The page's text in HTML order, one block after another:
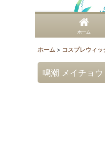
ホーム
ホーム > コスプレウィッ
鳴潮 メイチョ